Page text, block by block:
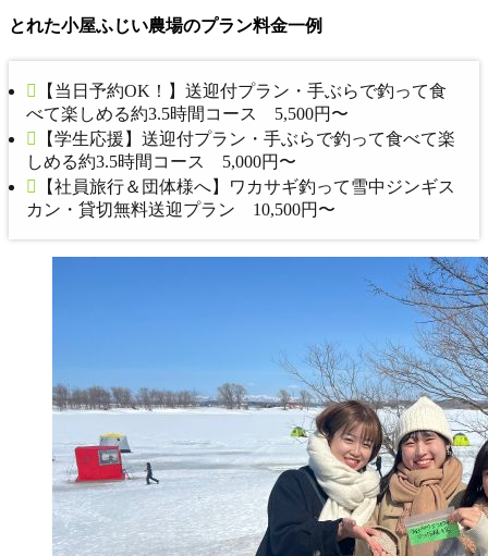
とれた小屋ふじい農場のプラン料金一例
【当日予約OK！】送迎付プラン・手ぶらで釣って食
べて楽しめる約3.5時間コース 5,500円〜
【学生応援】送迎付プラン・手ぶらで釣って食べて楽
しめる約3.5時間コース 5,000円〜
【社員旅行＆団体様へ】ワカサギ釣って雪中ジンギス
カン・貸切無料送迎プラン 10,500円〜